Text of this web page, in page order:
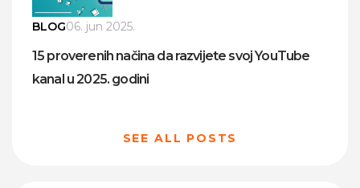
BLOG06. jun 2025.
15 proverenih načina da razvijete svoj YouTube
kanal u 2025. godini
SEE ALL POSTS